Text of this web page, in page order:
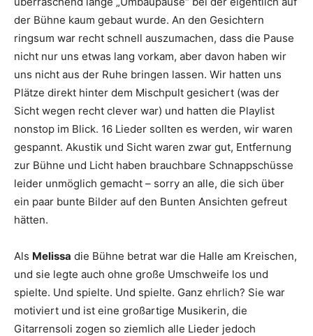
der Bühne kaum gebaut wurde. An den Gesichtern
ringsum war recht schnell auszumachen, dass die Pause
nicht nur uns etwas lang vorkam, aber davon haben wir
uns nicht aus der Ruhe bringen lassen. Wir hatten uns
Plätze direkt hinter dem Mischpult gesichert (was der
Sicht wegen recht clever war) und hatten die Playlist
nonstop im Blick. 16 Lieder sollten es werden, wir waren
gespannt. Akustik und Sicht waren zwar gut, Entfernung
zur Bühne und Licht haben brauchbare Schnappschüsse
leider unmöglich gemacht – sorry an alle, die sich über
ein paar bunte Bilder auf den Bunten Ansichten gefreut
hätten.
Als Melissa die Bühne betrat war die Halle am Kreischen,
und sie legte auch ohne große Umschweife los und
spielte. Und spielte. Und spielte. Ganz ehrlich? Sie war
motiviert und ist eine großartige Musikerin, die
Gitarrensoli zogen so ziemlich alle Lieder jedoch